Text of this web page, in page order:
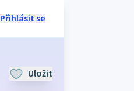
Přihlásit se
Uložit